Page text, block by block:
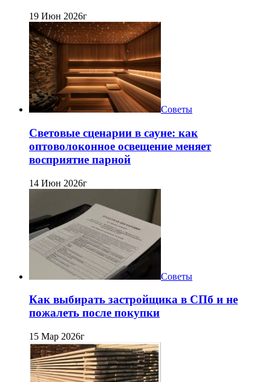
19 Июн 2026г
Советы
Световые сценарии в сауне: как
оптоволоконное освещение меняет
восприятие парной
14 Июн 2026г
Советы
Как выбирать застройщика в СПб и не
пожалеть после покупки
15 Мар 2026г